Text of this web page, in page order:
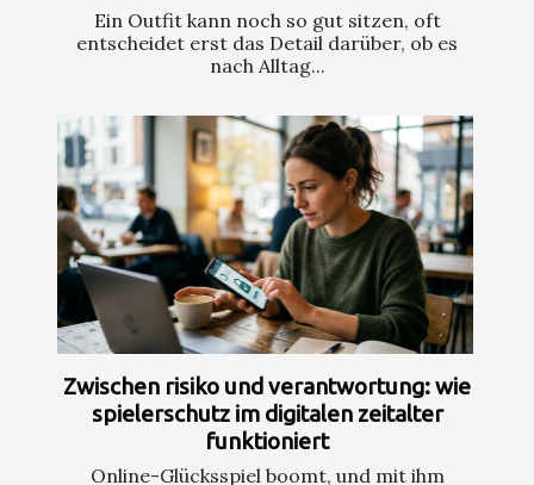
Ein Outfit kann noch so gut sitzen, oft
entscheidet erst das Detail darüber, ob es
nach Alltag...
Zwischen risiko und verantwortung: wie
spielerschutz im digitalen zeitalter
funktioniert
Online-Glücksspiel boomt, und mit ihm